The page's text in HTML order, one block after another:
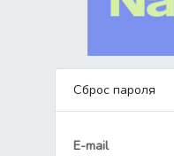
Сброс пароля
E-mail